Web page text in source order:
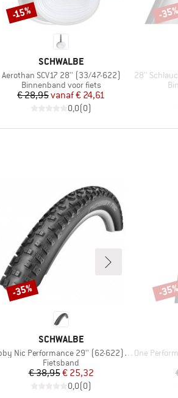
MERK
SCHWALBE
Artikel
Aerothan SCV17 28'' (33/47-622)
Productgroep
Binnenband voor fiets
Prijs
€ 28,95 Verlaagde prijs
vanaf€ 24,61
0,0(0)
Korting
-15%
Artikel
28'' Schlauch
-
MERK
SCHWALBE
Nic Performance 29'' (62-622) Folding
Productgroep
Fietsband
Prijs
€ 38,95Verlaagde prijs
€ 25,32
0,0(0)
Korting
-35%
Artikel
One
-